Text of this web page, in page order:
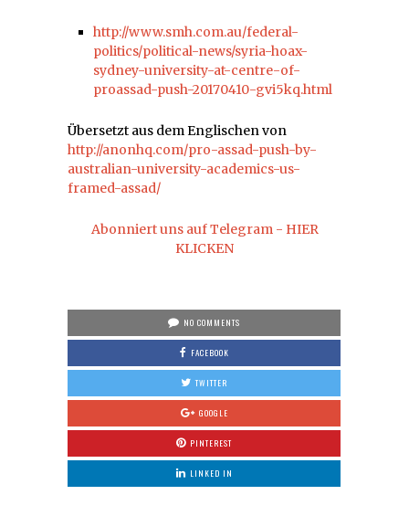
http://www.smh.com.au/federal-
politics/political-news/syria-hoax-
sydney-university-at-centre-of-
proassad-push-20170410-gvi5kq.html
Übersetzt aus dem Englischen von
http://anonhq.com/pro-assad-push-by-
australian-university-academics-us-
framed-assad/
Abonniert uns auf Telegram - HIER
KLICKEN
NO COMMENTS
FACEBOOK
TWITTER
GOOGLE
PINTEREST
LINKED IN